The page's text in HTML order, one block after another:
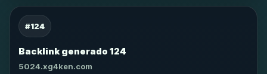
#124
Backlink generado 124
5024.xg4ken.com